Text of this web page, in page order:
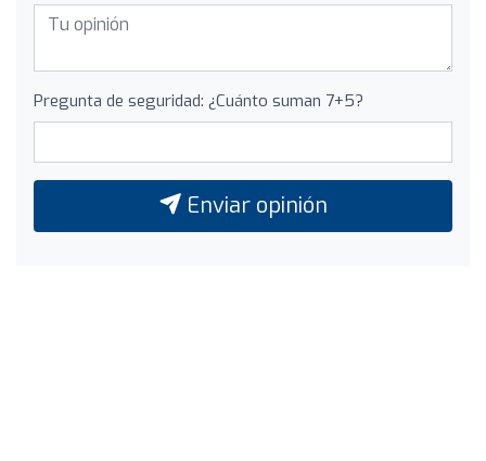
Pregunta de seguridad: ¿Cuánto suman 7+5?
Enviar opinión